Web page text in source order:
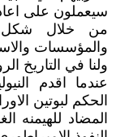
سيعملون على
من خلال شكل
والمؤسسات
ولنا في التاريخ
عندما اقدم
الحكم لبوتين
المضاد للهيمنه